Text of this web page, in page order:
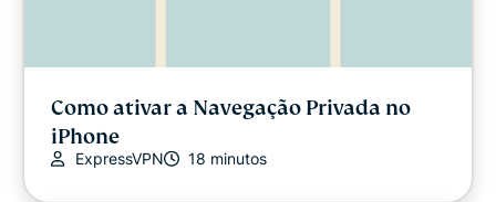
Como ativar a Navegação Privada no
iPhone
ExpressVPN 18 minutos